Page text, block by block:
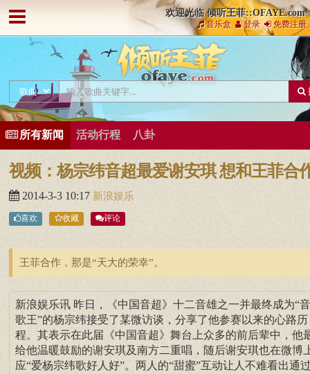
欢迎光临 倾听王菲::OFAYE.com
音乐盒 登录 免费注册
所有新闻 活动行程 八卦
视频：杨宗纬音超最爱谢安琪 想和王菲合
2014-3-3 10:17 新浪娱乐
喜欢 收藏 评论
王菲合作，那是“天大的荣幸”。
新浪娱乐讯 昨日，《中国音超》十二音雄之一并最终成为“
歌王”的杨宗纬接受了某微访谈，分享了他参赛以来的心路历
程。其表示在此届《中国音超》舞台上众多的前后辈中，他
给他温暖鼓励的谢安琪及南方二重唱，随后谢安琪也在微博
应“爱杨宗纬歌好人好”。两人的“甜蜜”互动让人不难看出通